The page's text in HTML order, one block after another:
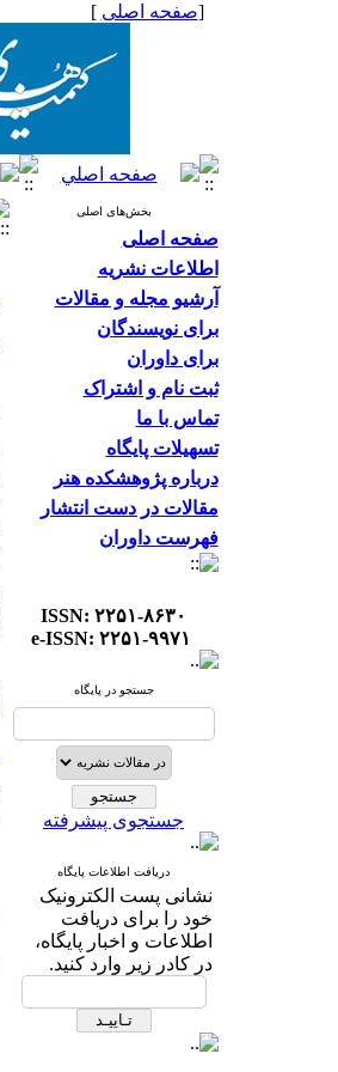
[صفحه اصلی ]
بخش‌های اصلی
صفحه اصلی
اطلاعات نشریه
آرشیو مجله و مقالات
برای نویسندگان
برای داوران
ثبت نام و اشتراک
تماس با ما
تسهیلات پایگاه
درباره پژوهشکده هنر
مقالات در دست انتشار
فهرست داوران
ISSN: ۲۲۵۱-۸۶۳۰
e-ISSN: ۲۲۵۱-۹۹۷۱
جستجو در پایگاه
جستجوی پیشرفته
دریافت اطلاعات پایگاه
نشانی پست الکترونیک
خود را برای دریافت
اطلاعات و اخبار پایگاه،
در کادر زیر وارد کنید.